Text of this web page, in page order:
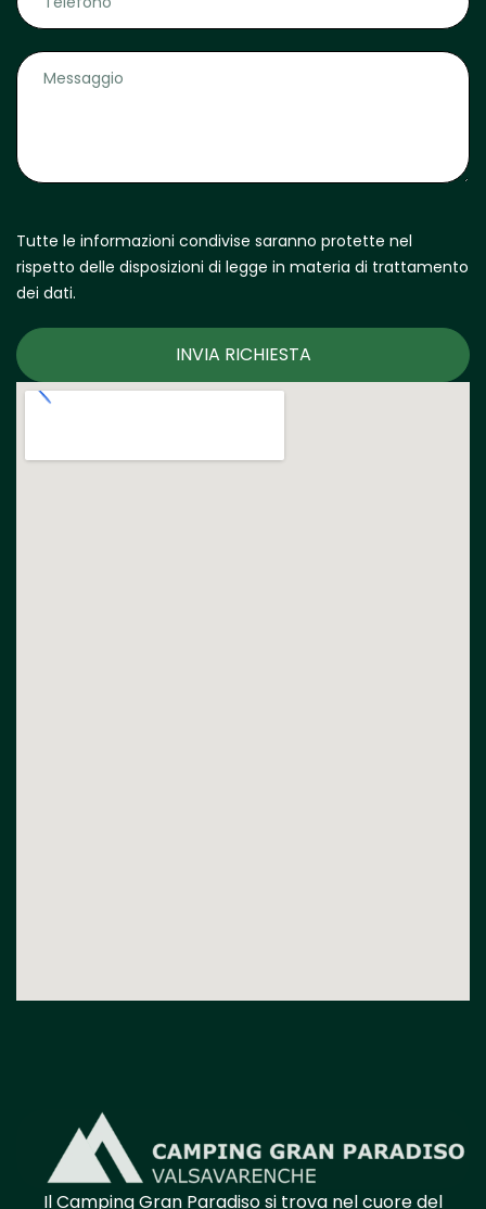
Tutte le informazioni condivise saranno protette nel
rispetto delle disposizioni di legge in materia di trattamento
dei dati.
INVIA RICHIESTA
Il Camping Gran Paradiso si trova nel cuoredel